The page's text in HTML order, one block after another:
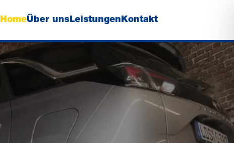
HomeÜber unsLeistungenKontakt